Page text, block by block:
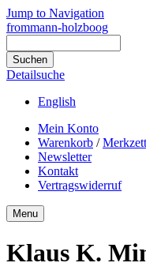
Jump to Navigation
frommann-holzboog
Detailsuche
English
Mein Konto
Warenkorb /
Newsletter
Kontakt
Vertragswiderruf
Menu
Klaus K.